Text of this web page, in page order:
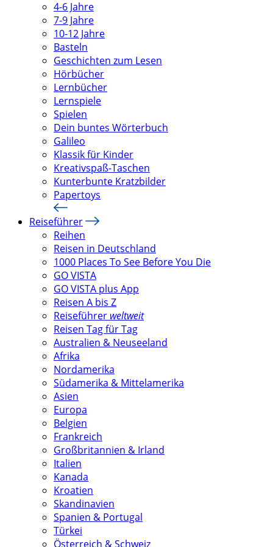
4-6 Jahre
7-9 Jahre
10-12 Jahre
Basteln
Geschichten zum Lesen
Hörbücher
Lernbücher
Lernspiele
Spielen
Dein buntes Wörterbuch
Galileo
Klassik für Kinder
Kreativspaß-Taschen
Kunterbunte Kratzbilder
Papertoys
Reiseführer
Reihen
Reisen in Deutschland
1000 Places To See Before You Die
GO VISTA
GO VISTA plus App
Reisen A bis Z
Reiseführer weltweit
Reisen Tag für Tag
Australien & Neuseeland
Afrika
Nordamerika
Südamerika & Mittelamerika
Asien
Europa
Belgien
Frankreich
Großbritannien & Irland
Italien
Kanada
Kroatien
Skandinavien
Spanien & Portugal
Türkei
Österreich & Schweiz